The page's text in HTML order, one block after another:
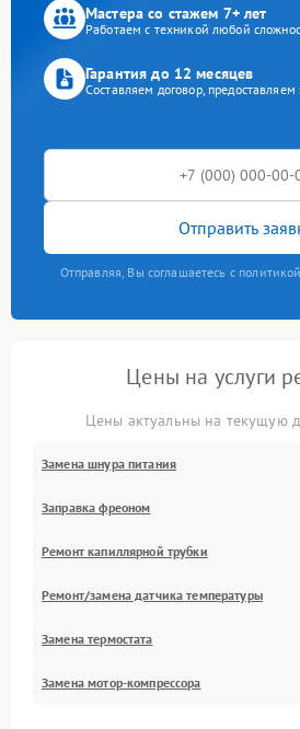
Мастера со стажем 7+ лет
Работаем с техникой любой
Гарантия до 12 месяцев
Составляем договор, предоставляем
Отправить
Отправляя, Вы соглашаетесь с
Цены на услуги
Цены актуальны на текущую
Замена шнура питания
Заправка фреоном
Ремонт капиллярной трубки
Ремонт/замена датчика температуры
Замена термостата
Замена мотор-компрессора